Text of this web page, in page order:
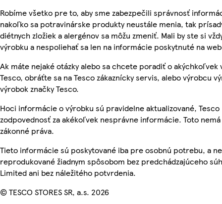
Robíme všetko pre to, aby sme zabezpečili správnosť
nakoľko sa potravinárske produkty neustále menia, tak
diétnych zložiek a alergénov sa môžu zmeniť. Mali by ste si
výrobku a nespoliehať sa len na informácie poskytnuté na
Ak máte nejaké otázky alebo sa chcete poradiť o akýchkoľvek
Tesco, obráťte sa na Tesco zákaznícky servis, alebo výrobcu
výrobok značky Tesco.
Hoci informácie o výrobku sú pravidelne aktualizované, Tesco
zodpovednosť za akékoľvek nesprávne informácie. Toto nemá
zákonné práva.
Tieto informácie sú poskytované iba pre osobnú potrebu, a
reprodukované žiadnym spôsobom bez predchádzajúceho
Limited ani bez náležitého potvrdenia.
© TESCO STORES SR, a.s. 2026